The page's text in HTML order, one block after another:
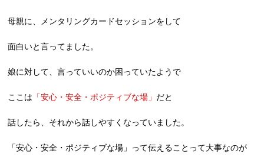
母親に、メンタリングカードセッションをして
面白いと言ってました。
娘に対して、言っていいのか困っていたようで
ここは 「安心・安全・ポジティブな場」 だと
話したら、それから話しやすくなっていました。
「安心・安全・ポジティブな場」って伝えることって大事なのが